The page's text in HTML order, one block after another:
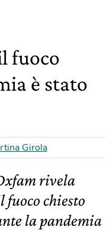
fuoco
è stato
Girola
rivela
fuoco chiesto
la pandemia